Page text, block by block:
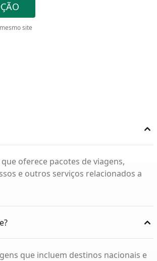
site
oferece pacotes de viagens,
e outros serviços relacionados a
que incluem destinos nacionais e